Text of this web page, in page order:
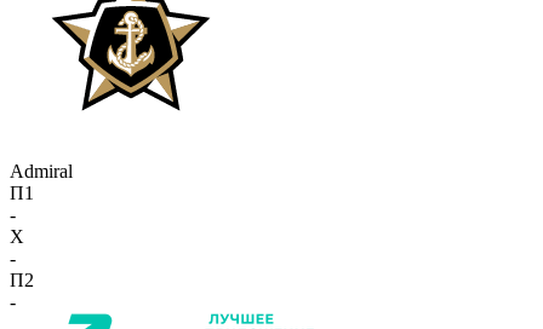
Admiral
П1
-
X
-
П2
-